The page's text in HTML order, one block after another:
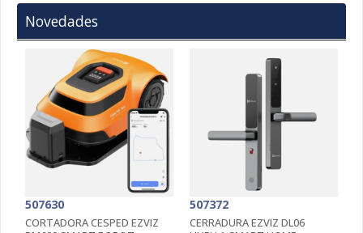
Novedades
507630
CORTADORA CESPED EZVIZ
507372
CERRADURA EZVIZ DL06